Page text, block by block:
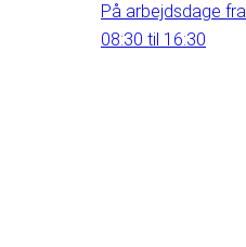
På arbejdsdage fra
08:30 til 16:30